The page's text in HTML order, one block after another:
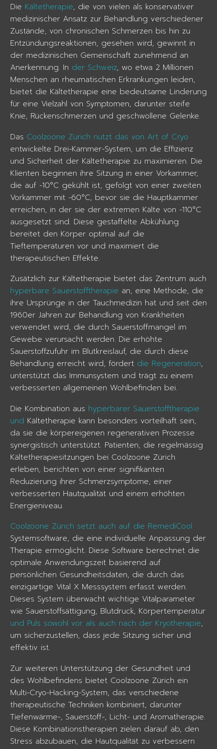
Die Kältetherapie, die von vielen als konservativer
medizinischer Ansatz zur Behandlung verschiedener
Zustände, von chronischen Schmerzen bis hin zu
Entzündungsreaktionen, gesehen wird, gewinnt in
der medizinischen Gemeinschaft zunehmend an
Anerkennung. In der Schweiz, wo etwa 2 Millionen
Menschen an rheumatischen Erkrankungen leiden,
bietet die Kältetherapie eine bedeutsame Linderung
für eine Vielzahl von Symptomen, darunter steife
Knie, Rückenschmerzen und geschwollene Gelenke.
Das Coolzoone Zürich nutzt das von Art of Cryo
entwickelte Drei-Kammer-System, um die Effizienz
und Sicherheit der Kältetherapie zu maximieren. Die
Klienten beginnen ihre Sitzung in einer Vorkammer,
die auf -10°C gekühlt ist, gefolgt von einer zweiten
Vorkammer mit -60°C, bevor sie die Hauptkammer
erreichen, in der sie der extremen Kälte von -110°C
ausgesetzt sind. Diese gestaffelte Abkühlung
bereitet den Körper optimal auf die
Tieftemperaturen vor und maximiert die
therapeutischen Effekte.
Zusätzlich zur Kältetherapie bietet das Zentrum auch
hyperbare Sauerstofftherapie an, eine Methode, die
ihre Ursprünge in der Tauchmedizin hat und seit den
1960er Jahren zur Behandlung von Krankheiten
verwendet wird, die durch Sauerstoffmangel im
Gewebe verursacht werden. Die erhöhte
Sauerstoffzufuhr im Blutkreislauf, die durch diese
Behandlung erreicht wird, fördert die Regeneration,
unterstützt das Immunsystem und trägt zu einem
verbesserten allgemeinen Wohlbefinden bei.
Die Kombination aus hyperbarer Sauerstofftherapie
und Kältetherapie kann besonders vorteilhaft sein,
da sie die körpereigenen regenerativen Prozesse
synergistisch unterstützt. Patienten, die regelmässig
Kältetherapiesitzungen bei Coolzoone Zürich
erleben, berichten von einer signifikanten
Reduzierung ihrer Schmerzsymptome, einer
verbesserten Hautqualität und einem erhöhten
Energieniveau.
Coolzoone Zürich setzt auch auf die RemediCool
Systemsoftware, die eine individuelle Anpassung der
Therapie ermöglicht. Diese Software berechnet die
optimale Anwendungszeit basierend auf
persönlichen Gesundheitsdaten, die durch das
einzigartige Vital X Messsystem erfasst werden.
Dieses System überwacht wichtige Vitalparameter
wie Sauerstoffsättigung, Blutdruck, Körpertemperatur
und Puls sowohl vor als auch nach der Kryotherapie,
um sicherzustellen, dass jede Sitzung sicher und
effektiv ist.
Zur weiteren Unterstützung der Gesundheit und
des Wohlbefindens bietet Coolzoone Zürich ein
Multi-Cryo-Hacking-System, das verschiedene
therapeutische Techniken kombiniert, darunter
Tiefenwärme-, Sauerstoff-, Licht- und Aromatherapie.
Diese Kombinationstherapien zielen darauf ab, den
Stress abzubauen, die Hautqualität zu verbessern